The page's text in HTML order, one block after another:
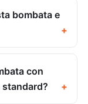
bombata e
con